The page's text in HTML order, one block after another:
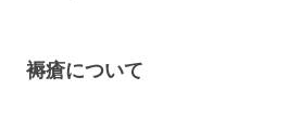
褥瘡について